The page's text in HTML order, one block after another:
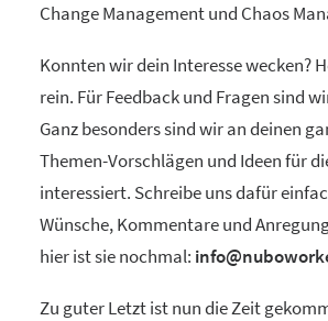
Change Management und Chaos
Konnten wir dein Interesse wecken?
rein. Für Feedback und Fragen sind
Ganz besonders sind wir an deinen
Themen-Vorschlägen und Ideen für
interessiert. Schreibe uns dafür
Wünsche, Kommentare und
hier ist sie nochmal:
Zu guter Letzt ist nun die Zeit